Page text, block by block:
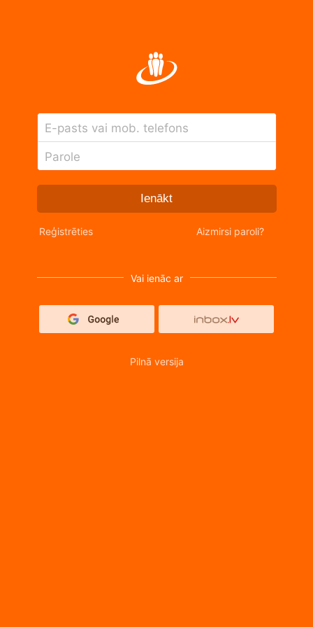
E-pasts vai mob. telefons
Parole
Ienākt
Reģistrēties Aizmirsi paroli?
Vai ienāc ar
Pilnā versija